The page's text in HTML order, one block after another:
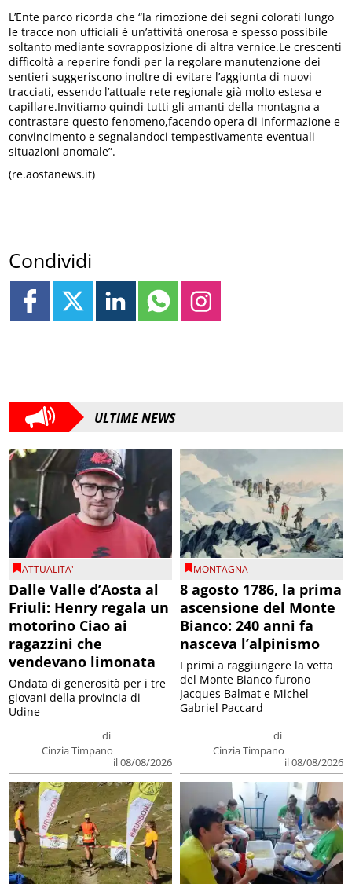
L’Ente parco ricorda che “la rimozione dei segni colorati lungo
le tracce non ufficiali è un’attività onerosa e spesso possibile
soltanto mediante sovrapposizione di altra vernice.Le crescenti
difficoltà a reperire fondi per la regolare manutenzione dei
sentieri suggeriscono inoltre di evitare l’aggiunta di nuovi
tracciati, essendo l’attuale rete regionale già molto estesa e
capillare.Invitiamo quindi tutti gli amanti della montagna a
contrastare questo fenomeno,facendo opera di informazione e
convincimento e segnalandoci tempestivamente eventuali
situazioni anomale”.
(re.aostanews.it)
Condividi
ULTIME NEWS
ATTUALITA'
Dalle Valle d’Aosta al
Friuli: Henry regala un
motorino Ciao ai
ragazzini che
vendevano limonata
di
Cinzia Timpano
il 08/08/2026
Ondata di generosità per i tre
giovani della provincia di
Udine
MONTAGNA
8 agosto 1786, la prima
ascensione del Monte
Bianco: 240 anni fa
nasceva l’alpinismo
di
Cinzia Timpano
il 08/08/2026
I primi a raggiungere la vetta
del Monte Bianco furono
Jacques Balmat e Michel
Gabriel Paccard